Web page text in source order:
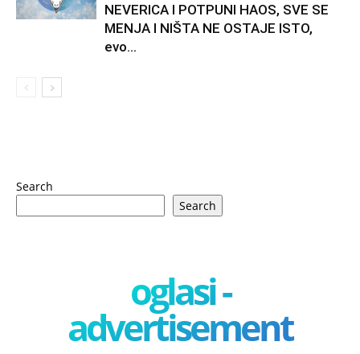
NEVERICA I POTPUNI HAOS, SVE SE
MENJA I NIŠTA NE OSTAJE ISTO,
evo...
Search
Search
oglasi -
advertisement